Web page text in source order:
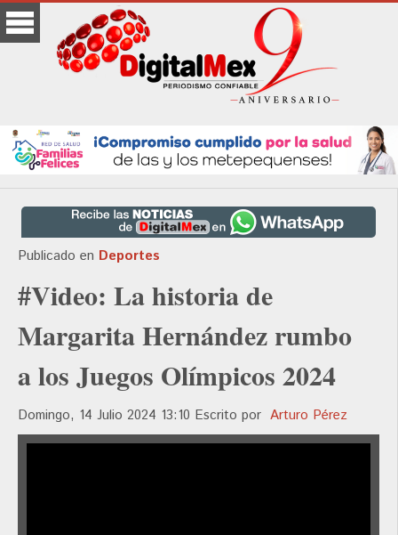
Publicado en Deportes
#Video: La historia de
Margarita Hernández rumbo
a los Juegos Olímpicos 2024
Domingo, 14 Julio 2024 13:10 Escrito por Arturo Pérez